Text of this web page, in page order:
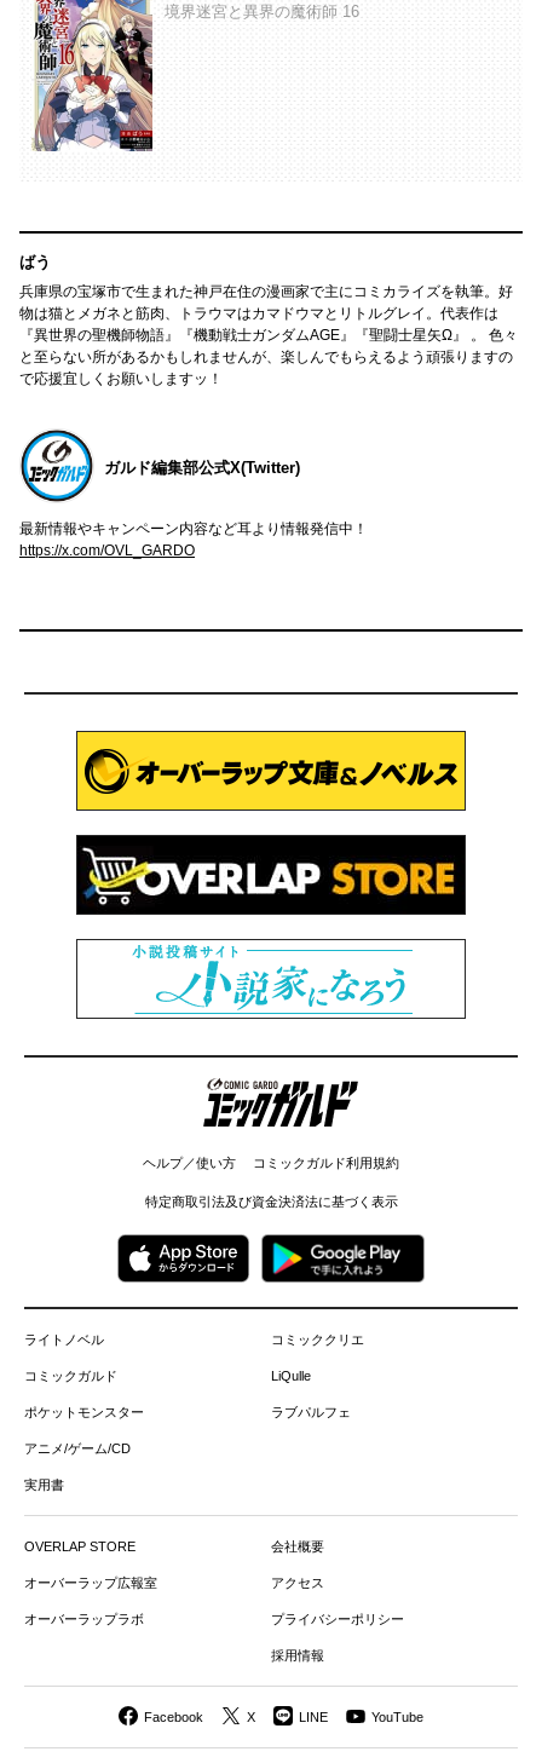
境界迷宮と異界の魔術師 16
ばう
兵庫県の宝塚市で生まれた神戸在住の漫画家で主にコミカライズを執筆。好
物は猫とメガネと筋肉、トラウマはカマドウマとリトルグレイ。代表作は
『異世界の聖機師物語』『機動戦士ガンダムAGE』『聖闘士星矢Ω』 。 色々
と至らない所があるかもしれませんが、楽しんでもらえるよう頑張りますの
で応援宜しくお願いしますッ！
ガルド編集部公式X(Twitter)
最新情報やキャンペーン内容など耳より情報発信中！
https://x.com/OVL_GARDO
コミックガルド
ヘルプ／使い方 コミックガルド利用規約
特定商取引法及び資金決済法に基づく表示
ライトノベル
コミックガルド
ポケットモンスター
アニメ/ゲーム/CD
実用書
コミッククリエ
LiQulle
ラブパルフェ
OVERLAP STORE
オーバーラップ広報室
オーバーラップラボ
会社概要
アクセス
プライバシーポリシー
採用情報
Facebook X LINE YouTube